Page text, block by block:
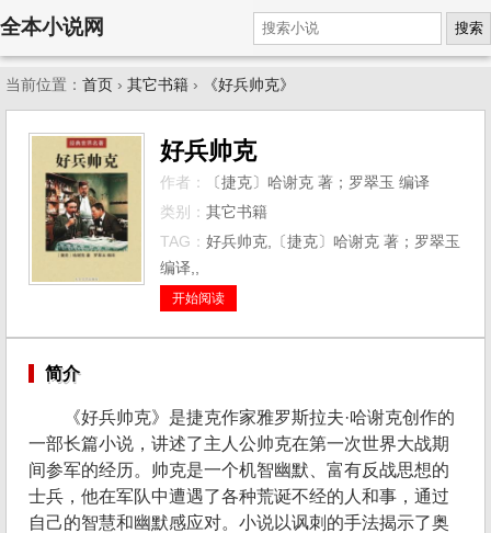
全本小说网 搜索
当前位置： 首页 › 其它书籍 › 《好兵帅克》
好兵帅克
作者：
〔捷克〕哈谢克 著；罗翠玉 编译
类别： 其它书籍
TAG： 好兵帅克,〔捷克〕哈谢克 著；罗翠玉
编译,,
开始阅读
简介
《好兵帅克》是捷克作家雅罗斯拉夫·哈谢克创作的
一部长篇小说，讲述了主人公帅克在第一次世界大战期
间参军的经历。帅克是一个机智幽默、富有反战思想的
士兵，他在军队中遭遇了各种荒诞不经的人和事，通过
自己的智慧和幽默感应对。小说以讽刺的手法揭示了奥